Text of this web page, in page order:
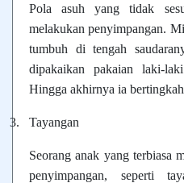
Pola asuh yang tidak
melakukan penyimpangan.
tumbuh di tengah
dipakaikan pakaian laki-
Hingga akhirnya ia
3. Tayangan
Seorang anak yang terbiasa
penyimpangan, seperti